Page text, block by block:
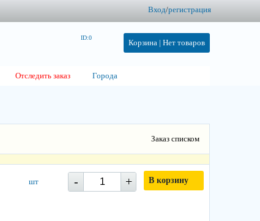
Вход/регистрация
Корзина | Нет товаров
ID:0
Отследить заказ Города
Заказ списком
шт - + В корзину